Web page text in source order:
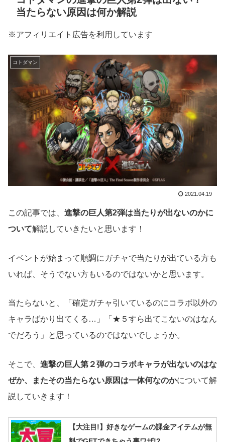
当たらない原因は何か解説
※アフィリエイト広告を利用しています
コトダマン
2021.04.19
この記事では、 進撃の巨人第2弾は当たりが出ないのかに
ついて解説していきたいと思います！
イベントが始まって順調にガチャで当たりが出ている方も
いれば、そうでない方もいるのではないかと思います。
当たらないと、「確定ガチャ引いているのにコラボ以外の
キャラばかり出てくる…」「★５すら出てこないのはなん
でだろう」と思っているのではないでしょうか。
そこで、 進撃の巨人第２弾のコラボキャラが出ないのはな
ぜか、またその当たらない原因は一体何なのかについて解
説していきます！
【大注目!】好きなゲームの課金アイテムが無